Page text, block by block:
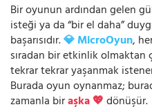
Bir oyunun ardından gelen
isteği ya da “bir el daha”
başarısıdır.💎 MicroOyun,
sıradan bir etkinlik olmaktan
tekrar tekrar yaşanmak
Burada oyun oynanmaz;
zamanla biraşka 💖dönüşür.